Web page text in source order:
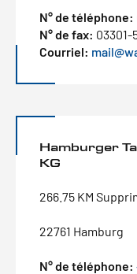
N° de téléphone:
N° de fax: 03301-
Courriel:
Hamburger
KG
266.75 KM
22761 Hamburg
N° de téléphone: